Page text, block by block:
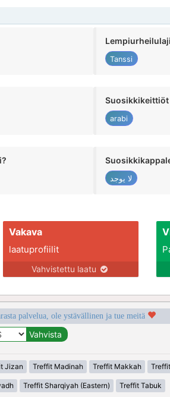
Lempiurheilulaji
Tanssi
Suosikkikeittiöt
arabi
لا يوجد
Vakava
laatuprofiilit
Vahvistettu laatu
palvelua, ole ystävällinen ja tue meitä
Jizan Treffit Madinah Treffit Makkah
Treffit Sharqiyah (Eastern) Treffit Tabuk